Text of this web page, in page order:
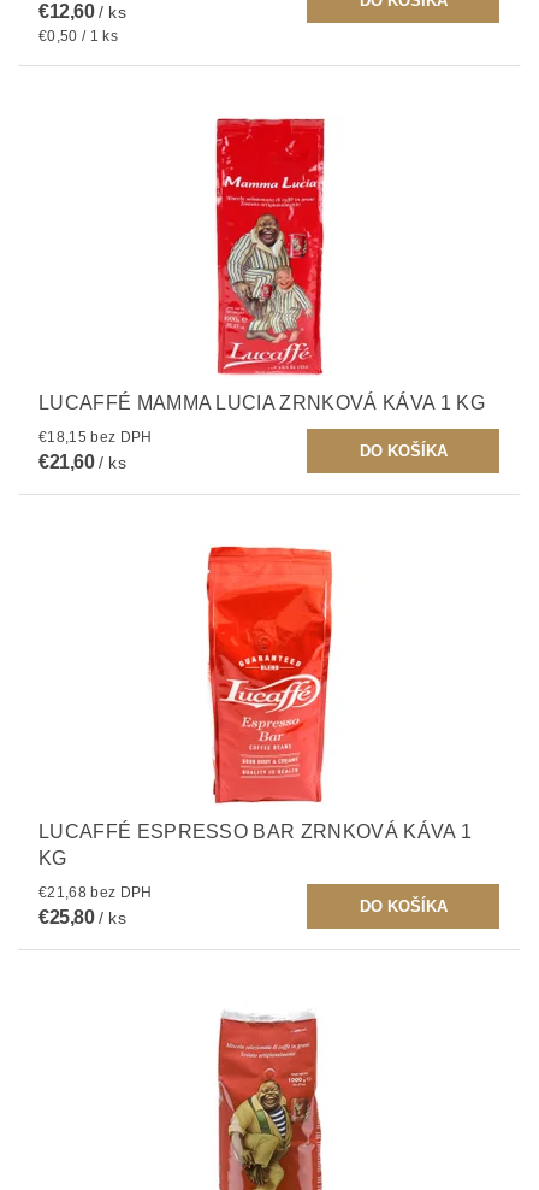
€12,60/ ks
€0,50 / 1 ks
LUCAFFÉ MAMMA LUCIA ZRNKOVÁ KÁVA 1 KG
€18,15 bez DPH
€21,60/ ks
LUCAFFÉ ESPRESSO BAR ZRNKOVÁ KÁVA 1
KG
€21,68 bez DPH
€25,80/ ks